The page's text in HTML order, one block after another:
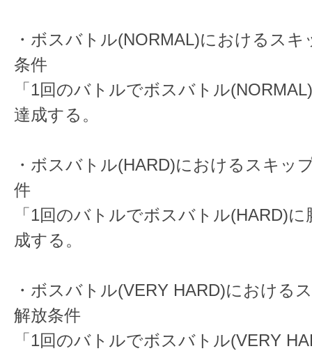
・ボスバトル(NORMAL)におけるスキ
条件
「1回のバトルでボスバトル
達成する。
・ボスバトル(HARD)におけるスキッ
件
「1回のバトルでボスバトル(HARD)
成する。
・ボスバトル(VERY HARD)における
解放条件
「1回のバトルでボスバトル(VERY